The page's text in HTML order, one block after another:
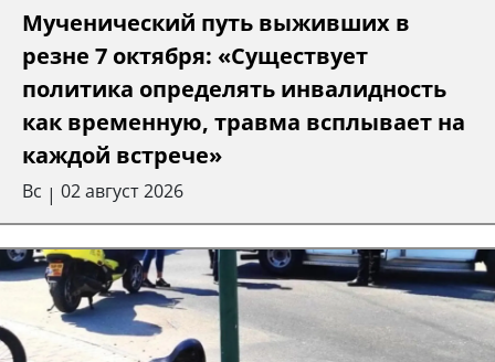
Мученический путь выживших в
резне 7 октября: «Существует
политика определять инвалидность
как временную, травма всплывает на
каждой встрече»
Вс | 02 август 2026